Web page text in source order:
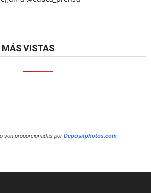
MÁS VISTAS
son proporcionadas por Depositphotos.com